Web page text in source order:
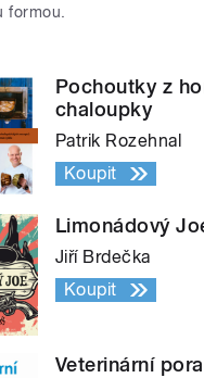
formou.
Pochoutky z
chaloupky
Patrik Rozehnal
Koupit
Limonádový
Jiří Brdečka
Koupit
Veterinární